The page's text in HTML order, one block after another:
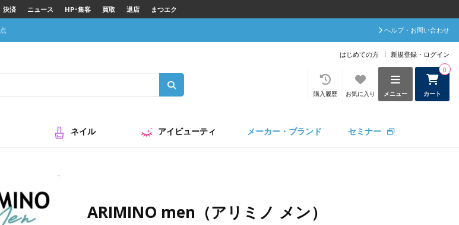
決済 ニュース HP･集客 買取 退店 まつエク
点 ヘルプ・お問い合わせ
はじめての方 新規登録・ログイン
カート
0
メニュー
お気に入り
購入履歴
ネイル アイビューティ メーカー・ブランド セミナー
ARIMINO men（アリミノ メン）